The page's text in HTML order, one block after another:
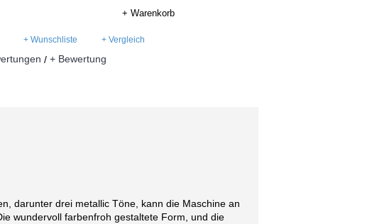
+ Warenkorb
+ Wunschliste + Vergleich
/ + Bewertung
darunter drei metallic Töne, kann die Maschine an
wundervoll farbenfroh gestaltete Form, und die